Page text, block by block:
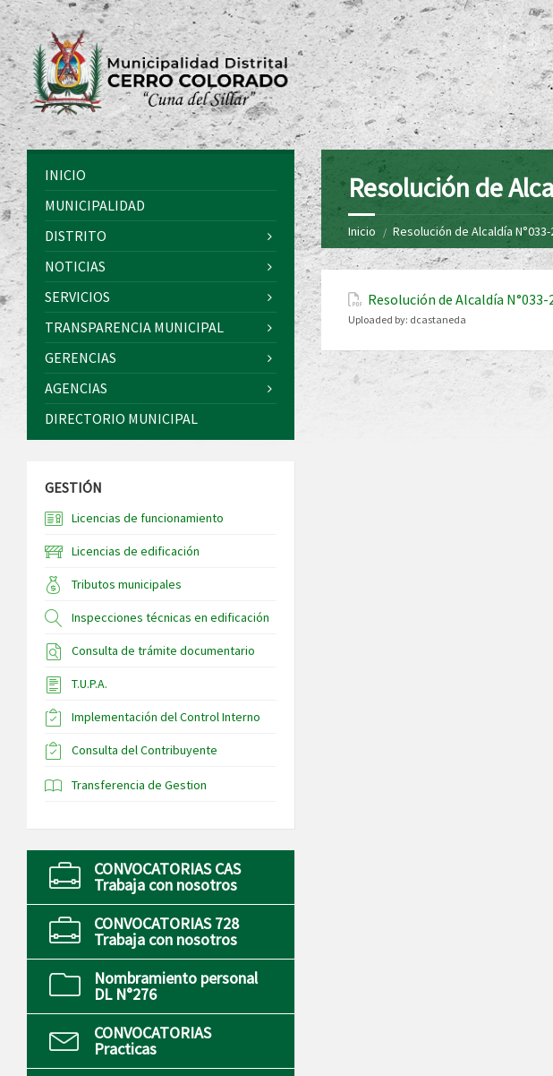
Resolución de
Inicio Resolución de Alcaldía N°033-
Resolución de Alcaldía N°033-
Uploaded by: dcastaneda
INICIO
MUNICIPALIDAD
DISTRITO
NOTICIAS
SERVICIOS
TRANSPARENCIA MUNICIPAL
GERENCIAS
AGENCIAS
DIRECTORIO MUNICIPAL
GESTIÓN
Licencias de funcionamiento
Licencias de edificación
Tributos municipales
Inspecciones técnicas en edificación
Consulta de trámite documentario
T.U.P.A.
Implementación del Control Interno
Consulta del Contribuyente
Transferencia de Gestion
CONVOCATORIAS CAS
Trabaja con nosotros
CONVOCATORIAS 728
Trabaja con nosotros
Nombramiento personal
DL N°276
CONVOCATORIAS
Practicas